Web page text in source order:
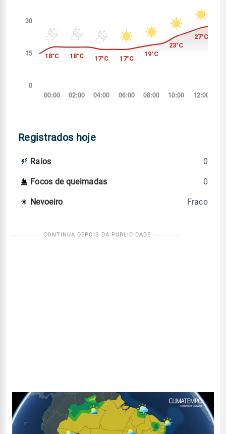
Registrados hoje
Raios 0
Focos de queimadas 0
Nevoeiro Fraco